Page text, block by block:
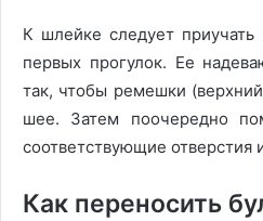
К шлейке следует
первых прогулок. Ее
так, чтобы ремешки
шее. Затем поочередно
соответствующие отверстия
Как переносить